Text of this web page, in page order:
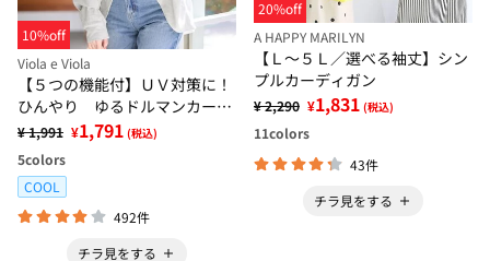
10%off
Viola e Viola
【５つの機能付】ＵＶ対策に！
ひんやり ゆるドルマンカーデ
ィガン
¥ 1,991 ¥1,791 (税込)
5colors
COOL
492件
チラ見をする
20%off
A HAPPY MARILYN
【Ｌ～５Ｌ／選べる袖丈】シン
プルカーディガン
¥ 2,290 ¥1,831 (税込)
11colors
43件
チラ見をする